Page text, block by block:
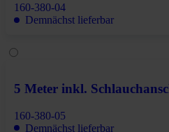
160-380-04
Demnächst lieferbar
5 Meter inkl.
160-380-05
Demnächst lieferbar